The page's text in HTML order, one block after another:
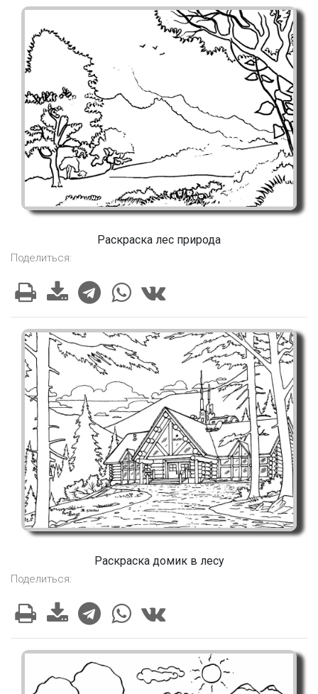
Раскраска лес природа
Поделиться:
Раскраска домик в лесу
Поделиться: